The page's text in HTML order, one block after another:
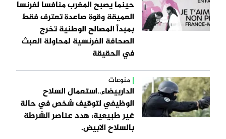
حينما يصبح المغرب منافسا لفرنسا
العميقة وقوة صاعدة تعترف فقط
بمبدأ المصالح الوطنية تخرج
الصحافة الفرنسية لمحاولة العبث
في الحقيقة
منوعات
الداربيضاء..استعمال السلاح
الوظيفي لتوقيف شخص في حالة
غير طبيعية، هدد عناصر الشرطة
بالسلاح الابيض.